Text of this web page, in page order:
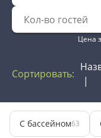
Цена
Сортировать:
С бассейном63